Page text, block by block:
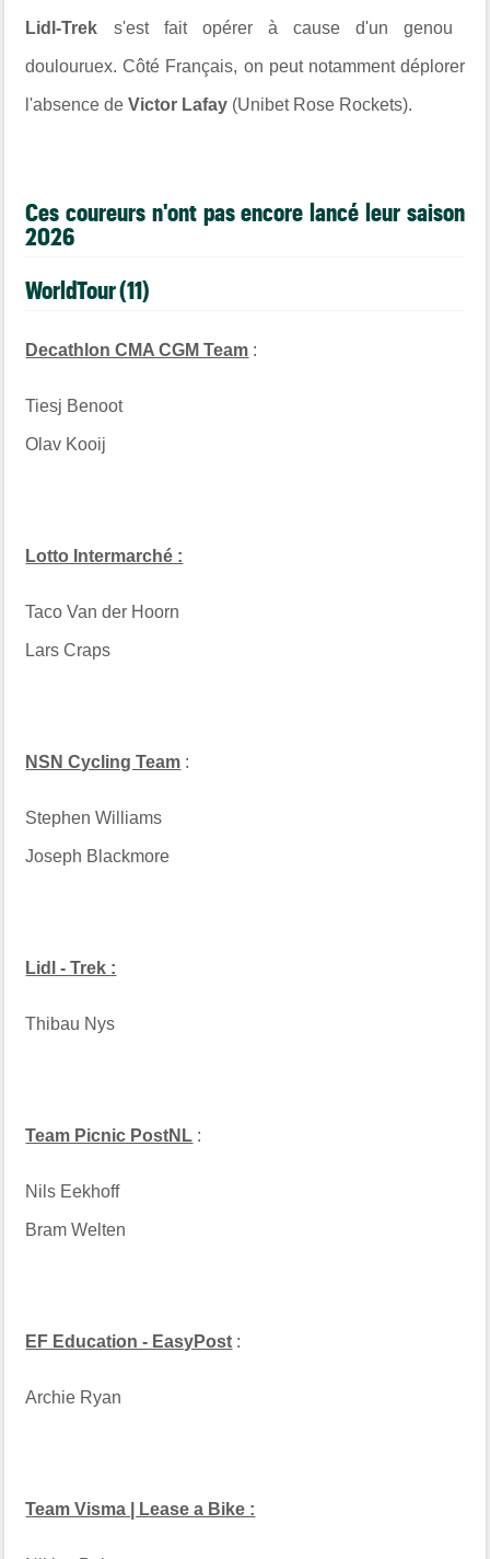
Lidl-Trek s'est fait opérer à cause d'un genou
doulouruex. Côté Français, on peut notamment déplorer
l'absence deVictor Lafay (Unibet Rose Rockets).
Ces coureurs n'ont pas encore lancé leur saison
2026
WorldTour (11)
Decathlon CMA CGM Team :
Tiesj Benoot
Olav Kooij
Lotto Intermarché :
Taco Van der Hoorn
Lars Craps
NSN Cycling Team :
Stephen Williams
Joseph Blackmore
Lidl - Trek :
Thibau Nys
Team Picnic PostNL :
Nils Eekhoff
Bram Welten
EF Education - EasyPost :
Archie Ryan
Team Visma | Lease a Bike :